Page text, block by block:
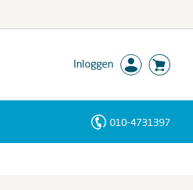
Inloggen
010-4731397